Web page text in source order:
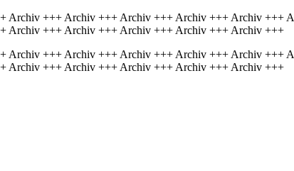
Archiv +++ Archiv +++ Archiv +++ Archiv +++ Archiv
Archiv +++ Archiv +++ Archiv +++ Archiv +++ Archiv +++
Archiv +++ Archiv +++ Archiv +++ Archiv +++ Archiv
Archiv +++ Archiv +++ Archiv +++ Archiv +++ Archiv +++